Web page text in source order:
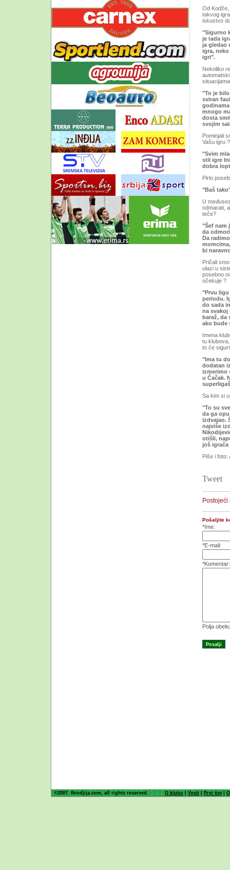
Od Kodže,
takvog
iskustvo
"Sigurno
je tada
ja gledao
igra,
igri".
Nekoliko
"To je
sviran
mnogo
dosta
svojim
Pominjali
Vašu igru ?
"Svim
stil igre
dobra
Pirlo
"Baš
U
odmarati,
teče?
"Šef nam
da
Da
bi
Pričali
ulazi u
posebno
očekuje ?
"Prvu ligu
periodu.
do sada
na svakoj
baraž, da
ako bude
Imena
tu
to će
"Ima tu
dodatan
izmerimo
u Čačak.
Sa kim si
"To su
da ga
izdvajao.
najviše
otišli,
još igrača
Piše i foto:
Tweet
Postojeći
Pošaljite
*Ime:
*E-mail:
*Komentar:
Polja
©2007. fkindjija.com, all rights reserved. O klubu |Vesti | Prvi tim |